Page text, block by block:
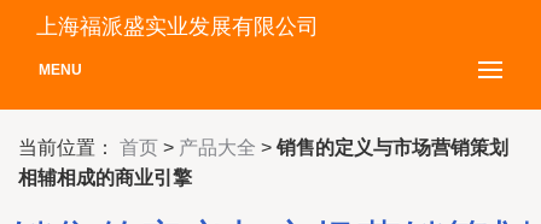
上海福派盛实业发展有限公司
MENU
当前位置： 首页 > 产品大全 > 销售的定义与市场营销策划
相辅相成的商业引擎